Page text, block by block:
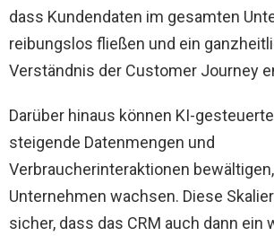
dass Kundendaten im gesamten
reibungslos fließen und ein
Verständnis der Customer Journey
Darüber hinaus können KI-
steigende Datenmengen und
Verbraucherinteraktionen
Unternehmen wachsen. Diese
sicher, dass das CRM auch dann ein